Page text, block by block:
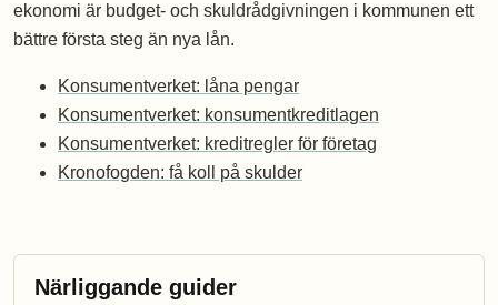
ekonomi är budget- och skuldrådgivningen i kommunen ett
bättre första steg än nya lån.
Konsumentverket: låna pengar
Konsumentverket: konsumentkreditlagen
Konsumentverket: kreditregler för företag
Kronofogden: få koll på skulder
Närliggande guider